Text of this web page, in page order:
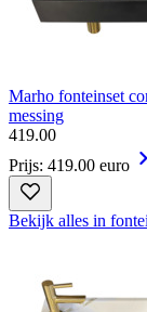
Marho fonteinset
messing
419.00
Prijs: 419.00 euro
Bekijk alles in